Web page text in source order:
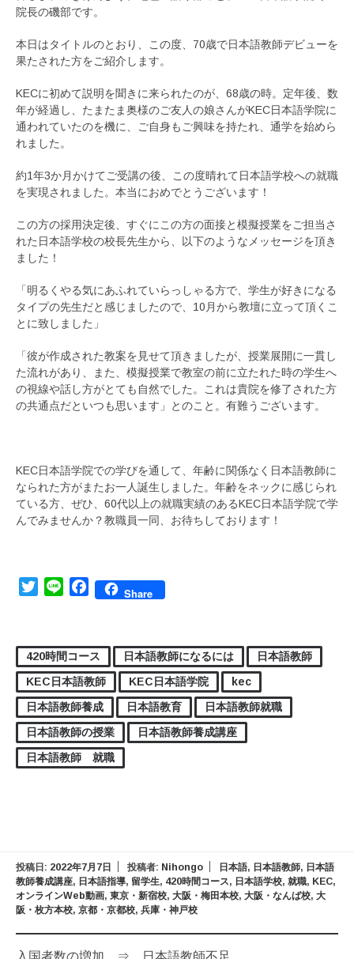
院長の磯部です。
本日はタイトルのとおり、この度、70歳で日本語教師デビューを
果たされた方をご紹介します。
KECに初めて説明を聞きに来られたのが、68歳の時。定年後、数
年が経過し、たまたま奥様のご友人の娘さんがKEC日本語学院に
通われていたのを機に、ご自身もご興味を持たれ、通学を始めら
れました。
約1年3か月かけてご受講の後、この度晴れて日本語学校への就職
を実現されました。本当におめでとうございます！
この方の採用決定後、すぐにこの方の面接と模擬授業をご担当さ
れた日本語学校の校長先生から、以下のようなメッセージを頂き
ました！
「明るくやる気にあふれていらっしゃる方で、学生が好きになる
タイプの先生だと感じましたので、10月から教壇に立って頂くこ
とに致しました」
「彼が作成された教案を見せて頂きましたが、授業展開に一貫し
た流れがあり、また、模擬授業で教室の前に立たれた時の学生へ
の視線や話し方がとても自然でした。これは貴院を修了された方
の共通点だといつも思います」とのこと。有難うございます。
KEC日本語学院での学びを通して、年齢に関係なく日本語教師に
なられた方がまたお一人誕生しました。年齢をネックに感じられ
ている方、ぜひ、60代以上の就職実績のあるKEC日本語学院で学
んでみませんか？教職員一同、お待ちしております！
TwitterLine FacebookShare
420時間コース 日本語教師になるには
日本語教師
KEC日本語教師
KEC日本語学院
kec
日本語教師養成
日本語教育
日本語教師就職
日本語教師の授業
日本語教師養成講座
日本語教師 就職
投稿日: 2022年7月7日 投稿者: Nihongo 日本語, 日本語教師, 日本語
教師養成講座, 日本語指導, 留学生, 420時間コース, 日本語学校, 就職, KEC,
オンラインWeb動画, 東京・新宿校, 大阪・梅田本校, 大阪・なんば校, 大
阪・枚方本校, 京都・京都校, 兵庫・神戸校
入国者数の増加 ⇒ 日本語教師不足